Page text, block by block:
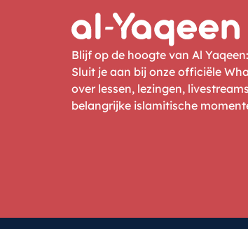
Blijf op de hoogte van Al Yaqeen:
Sluit je aan bij onze officiële
over lessen, lezingen,
belangrijke islamitische